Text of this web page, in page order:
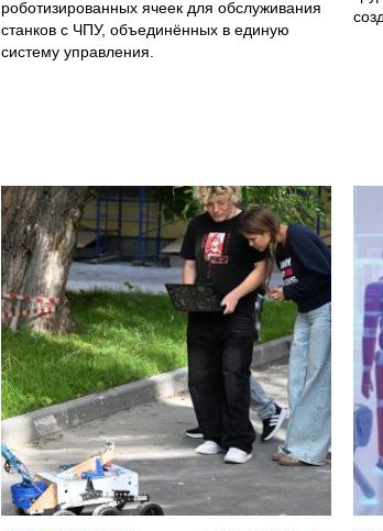
роботизированных ячеек для обслуживания
станков с ЧПУ, объединённых в единую
систему управления.